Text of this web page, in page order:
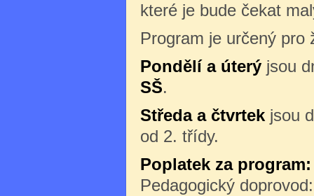
které je bude čekat
Program je určený pro
Pondělí a úterý jsou
SŠ.
Středa a čtvrtek jsou
od 2. třídy.
Poplatek za program:
Pedagogický